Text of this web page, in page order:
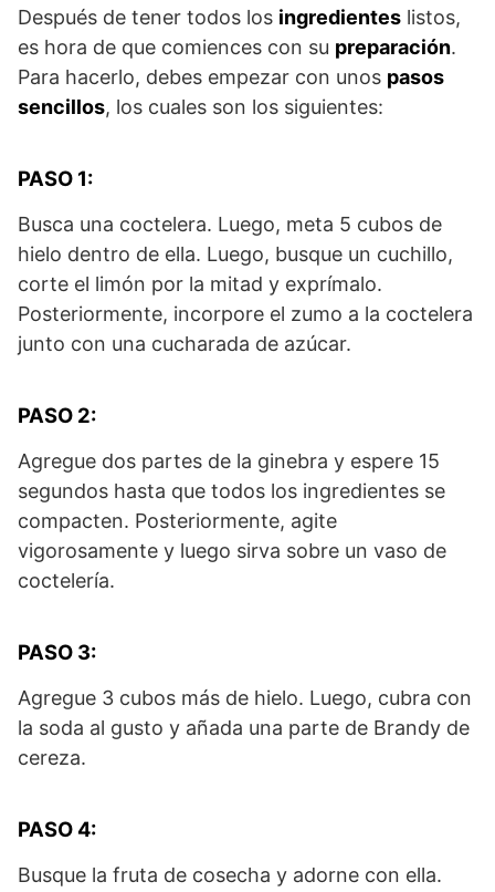
Después de tener todos los ingredientes listos,
es hora de que comiences con su preparación.
Para hacerlo, debes empezar con unos pasos
sencillos, los cuales son los siguientes:
PASO 1:
Busca una coctelera. Luego, meta 5 cubos de
hielo dentro de ella. Luego, busque un cuchillo,
corte el limón por la mitad y exprímalo.
Posteriormente, incorpore el zumo a la coctelera
junto con una cucharada de azúcar.
PASO 2:
Agregue dos partes de la ginebra y espere 15
segundos hasta que todos los ingredientes se
compacten. Posteriormente, agite
vigorosamente y luego sirva sobre un vaso de
coctelería.
PASO 3:
Agregue 3 cubos más de hielo. Luego, cubra con
la soda al gusto y añada una parte de Brandy de
cereza.
PASO 4:
Busque la fruta de cosecha y adorne con ella.